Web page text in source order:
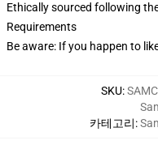
Ethically sourced following
Requirements
Be aware: If you happen to
SKU:
카테고리: